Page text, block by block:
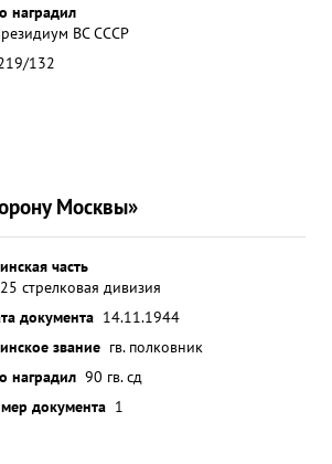
наградил
ВС СССР
132
Москвы»
часть
стрелковая дивизия
документа 14.11.1944
звание гв. полковник
наградил 90 гв. сд
документа 1